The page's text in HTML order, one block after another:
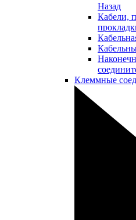
Назад
Кабели,
Клеммные